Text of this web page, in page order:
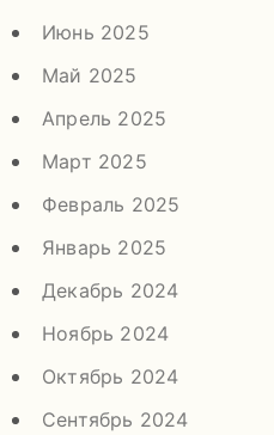
Июнь 2025
Май 2025
Апрель 2025
Март 2025
Февраль 2025
Январь 2025
Декабрь 2024
Ноябрь 2024
Октябрь 2024
Сентябрь 2024